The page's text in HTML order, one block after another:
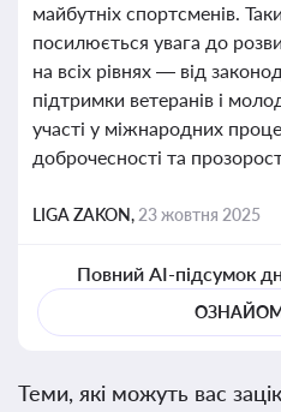
майбутніх спортсменів.
посилюється увага до
на всіх рівнях — від
підтримки ветеранів і
участі у міжнародних
доброчесності та
LIGA ZAKON, 23 жовтня 2025
Повний AI-підсумок
Теми, які можуть вас